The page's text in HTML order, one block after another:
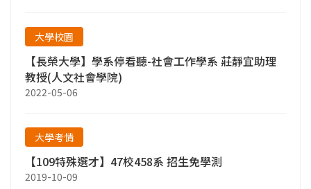
大學校園
【長榮大學】學系停看聽-社會工作學系 莊靜宜助理
教授(人文社會學院)
2022-05-06
大學考情
【109特殊選才】47校458系 招生免學測
2019-10-09